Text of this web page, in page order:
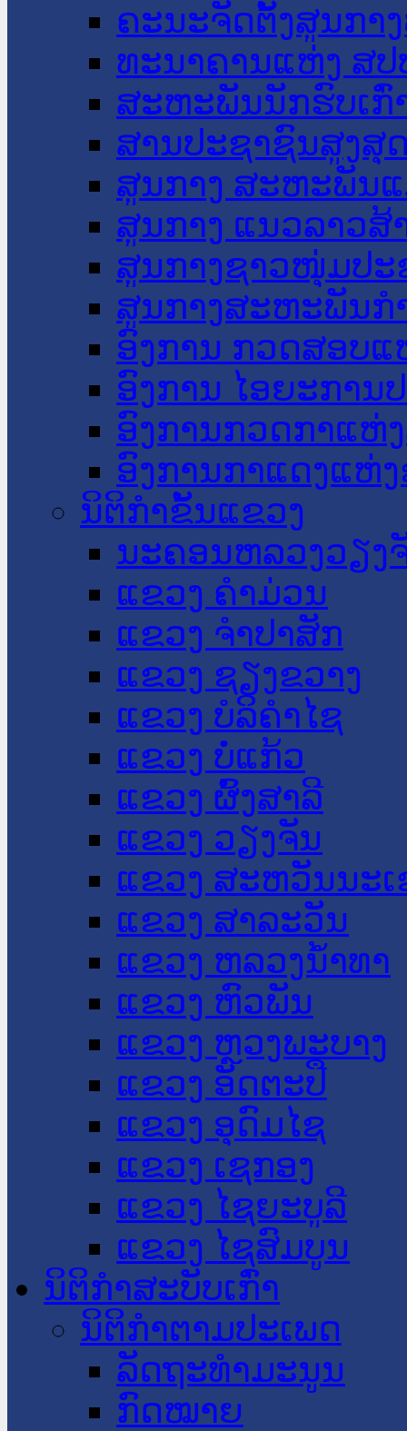
ຄະນະຈັດຕັ້ງສູນກາ
ທະນາຄານແຫ່ງ ສປ
ສະຫະພັນນັກຮົບເກົ່
ສານປະຊາຊົນສູງສຸ
ສູນກາງ ສະຫະພັນ
ສູນກາງ ແນວລາວສ້
ສູນກາງຊາວໜຸ່ມປະ
ສູນກາງສະຫະພັນກ
ອົງການ ກວດສອບແ
ອົງການ ໄອຍະການ
ອົງການກວດກາແຫ່
ອົງການກາແດງແຫ່
ນິຕິກໍາຂັ້ນແຂວງ
ນະ​ຄອນ​ຫລວງວຽງ
ແຂວງ ຄໍາມ່ວນ
ແຂວງ ຈໍາປາສັກ
ແຂວງ ຊຽງຂວາງ
ແຂວງ ບໍລິຄໍາໄຊ
ແຂວງ ບໍ່ແກ້ວ
ແຂວງ ຜົ້ງສາລີ
ແຂວງ ວຽງຈັນ
ແຂວງ ສະຫວັນນະ
ແຂວງ ສາລະວັນ
ແຂວງ ຫລວງນໍ້າທາ
ແຂວງ ຫົວພັນ
ແຂວງ ຫຼວງພະບາງ
ແຂວງ ອັດຕະປື
ແຂວງ ອຸດົມໄຊ
ແຂວງ ເຊກອງ
ແຂວງ ໄຊຍະບູລີ
ແຂວງ ໄຊສົມບູນ
ນິຕິກໍາສະບັບເກົ່າ
ນິຕິກຳຕາມປະເພດ
ລັດຖະທໍາມະນູນ
ກົດໝາຍ